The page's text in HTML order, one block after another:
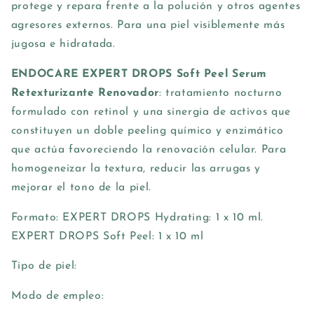
protege y repara frente a la polución y otros agentes
agresores externos. Para una piel visiblemente más
jugosa e hidratada.
ENDOCARE EXPERT DROPS Soft Peel Serum
Retexturizante Renovador: tratamiento nocturno
formulado con retinol y una sinergia de activos que
constituyen un doble peeling químico y enzimático
que actúa favoreciendo la renovación celular. Para
homogeneizar la textura, reducir las arrugas y
mejorar el tono de la piel.
Formato: EXPERT DROPS Hydrating: 1 x 10 ml.
EXPERT DROPS Soft Peel: 1 x 10 ml
Tipo de piel:
Modo de empleo: